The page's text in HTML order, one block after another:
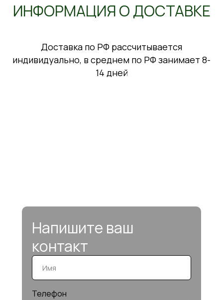
ИНФОРМАЦИЯ О ДОСТАВКЕ
Доставка по РФ рассчитывается
индивидуально, в среднем по РФ занимает 8-
14 дней
Напишите ваш
контакт
Телефон